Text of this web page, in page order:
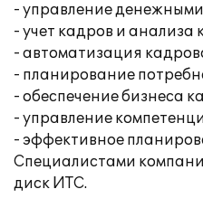
- управление
- учет кадров и анализа
- автоматизация
- планирование
- обеспечение бизнеса
- управление
- эффективное
Специалистами
диск ИТС.